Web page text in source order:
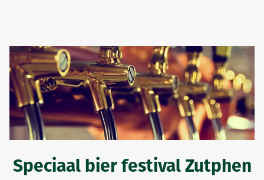
Speciaal bier festival Zutphen